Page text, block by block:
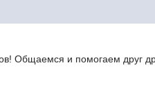
Общаемся и помогаем друг